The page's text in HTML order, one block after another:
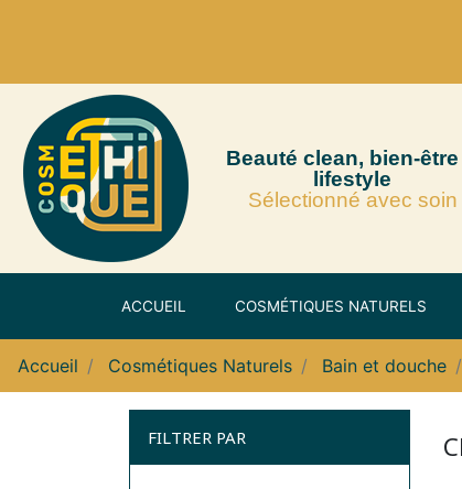
Beauté clean, bien-
lifestyle
Sélectionné avec soin
ACCUEIL COSMÉTIQUES NATURELS
Accueil Cosmétiques Naturels Bain et douche
FILTRER PAR